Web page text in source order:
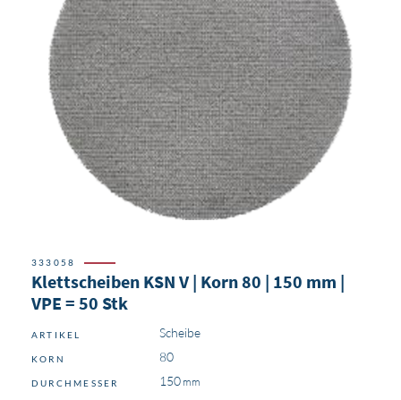
333058
Klettscheiben KSN V | Korn 80 | 150 mm |
VPE = 50 Stk
ARTIKEL Scheibe
KORN 80
DURCHMESSER
150